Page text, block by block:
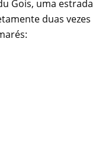
Gois, uma estrada
duas vezes